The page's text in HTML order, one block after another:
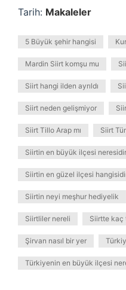
Tarih: Makaleler
5 Büyük şehir hangisi
Mardin Siirt komşu mu
Siirt hangi ilden ayrıldı
Siirt neden gelişmiyor
Siirt Tillo Arap mı Siirt
Siirtin en büyük ilçesi neresidir
Siirtin en güzel ilçesi
Siirtin neyi meşhur hediyelik
Siirtliler nereli Siirtte kaç
Şirvan nasıl bir yer
Türkiyenin en büyük ilçesi